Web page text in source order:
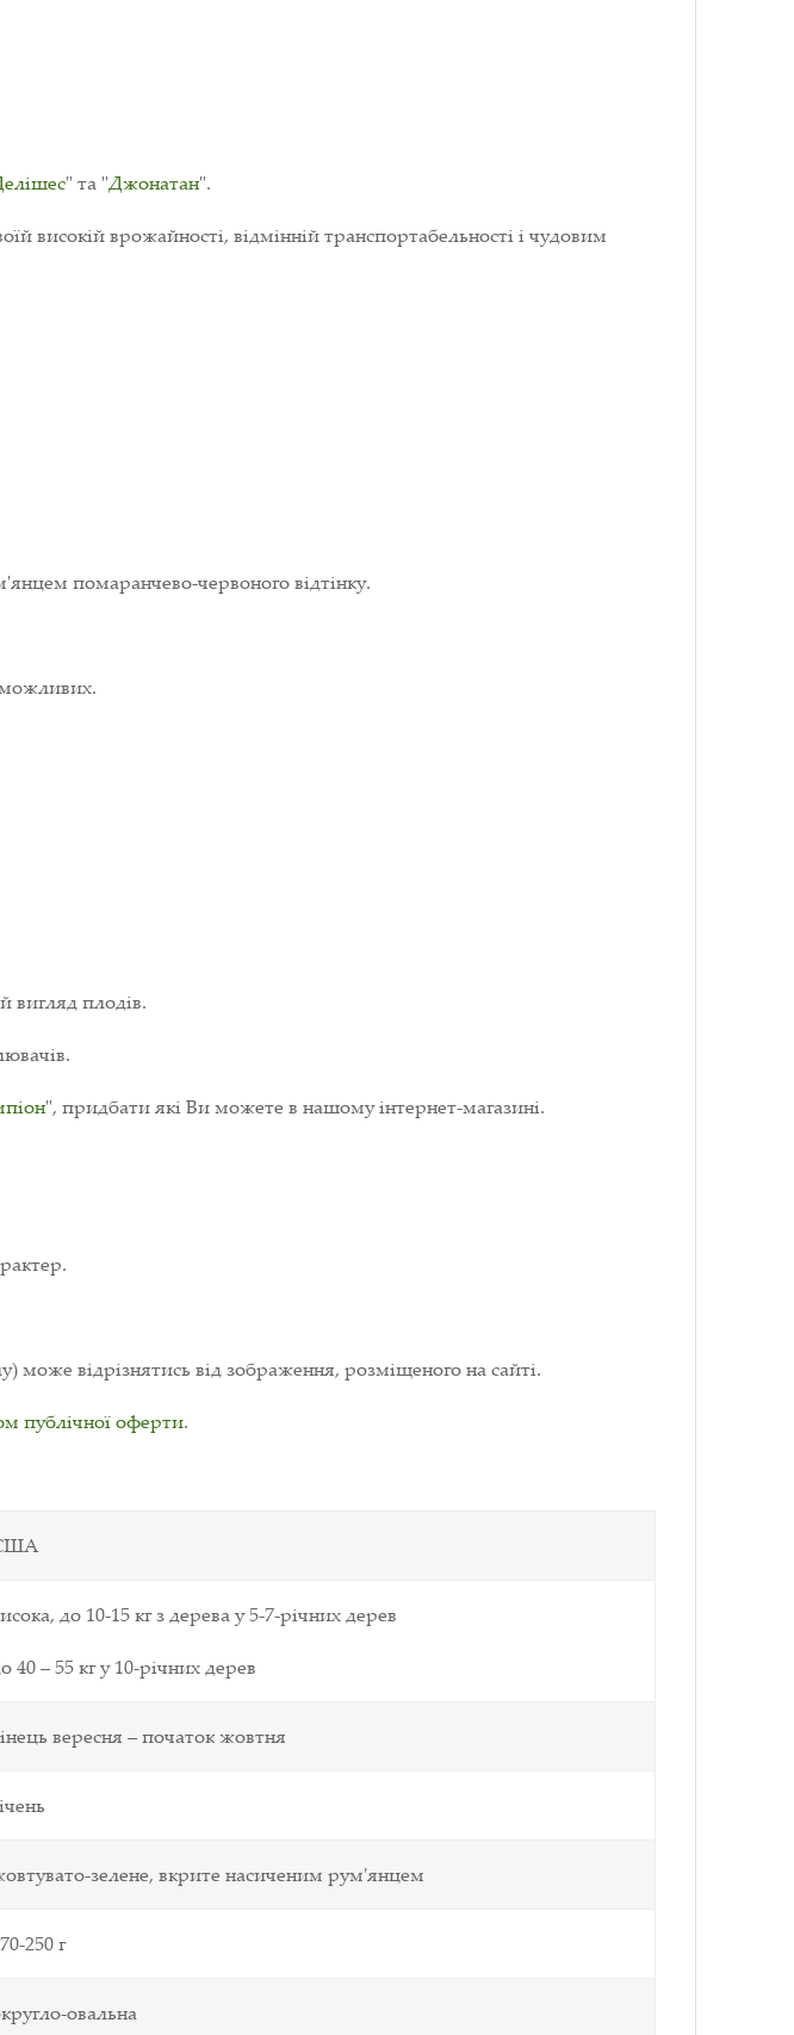
" та "Джонатан".
високій врожайності, відмінній транспортабельності і чудовим
помаранчево-червоного відтінку.
можливих.
вигляд плодів.
", придбати які Ви можете в нашому інтернет-магазині.
може відрізнятись від зображення, розміщеного на сайті.
публічної оферти.
до 10-15 кг з дерева у 5-7-річних дерев
40 – 55 кг у 10-річних дерев
вересня – початок жовтня
зелене, вкрите насиченим рум'янцем
250 г
овальна